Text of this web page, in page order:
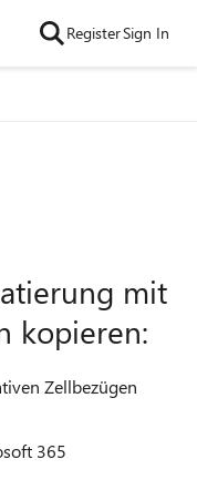
RegisterSign In
mit
kopieren:
Zellbezügen
365